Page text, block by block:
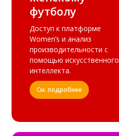
футболу
Доступ к платформе
Women’s и анализ
производительности с
помощью искусственного
интеллекта.
См. подробнее